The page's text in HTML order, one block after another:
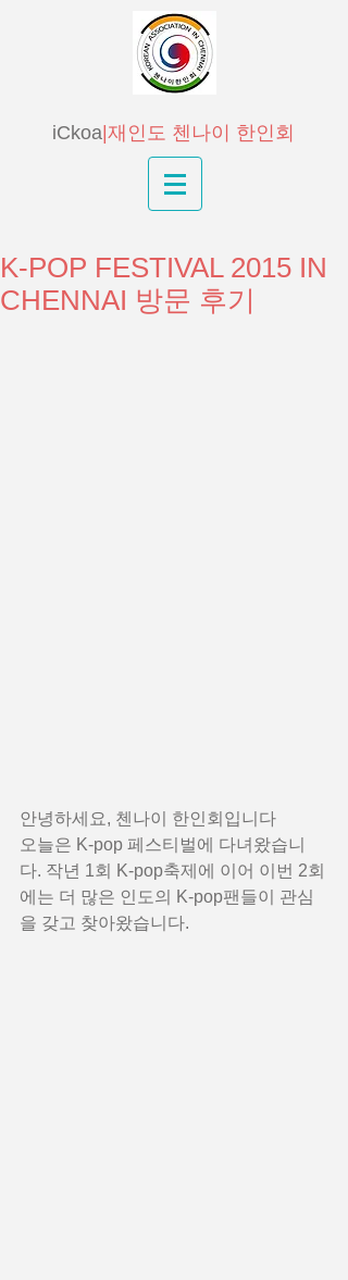
iCkoa |재인도 첸나이 한인회
K-POP FESTIVAL 2015 IN
CHENNAI 방문 후기
안녕하세요, 첸나이 한인회입니다
오늘은 K-pop 페스티벌에 다녀왔습니
다. 작년 1회 K-pop축제에 이어 이번 2회
에는 더 많은 인도의 K-pop팬들이 관심
을 갖고 찾아왔습니다.